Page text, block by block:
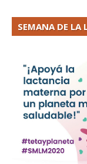
SEMANA DE LA